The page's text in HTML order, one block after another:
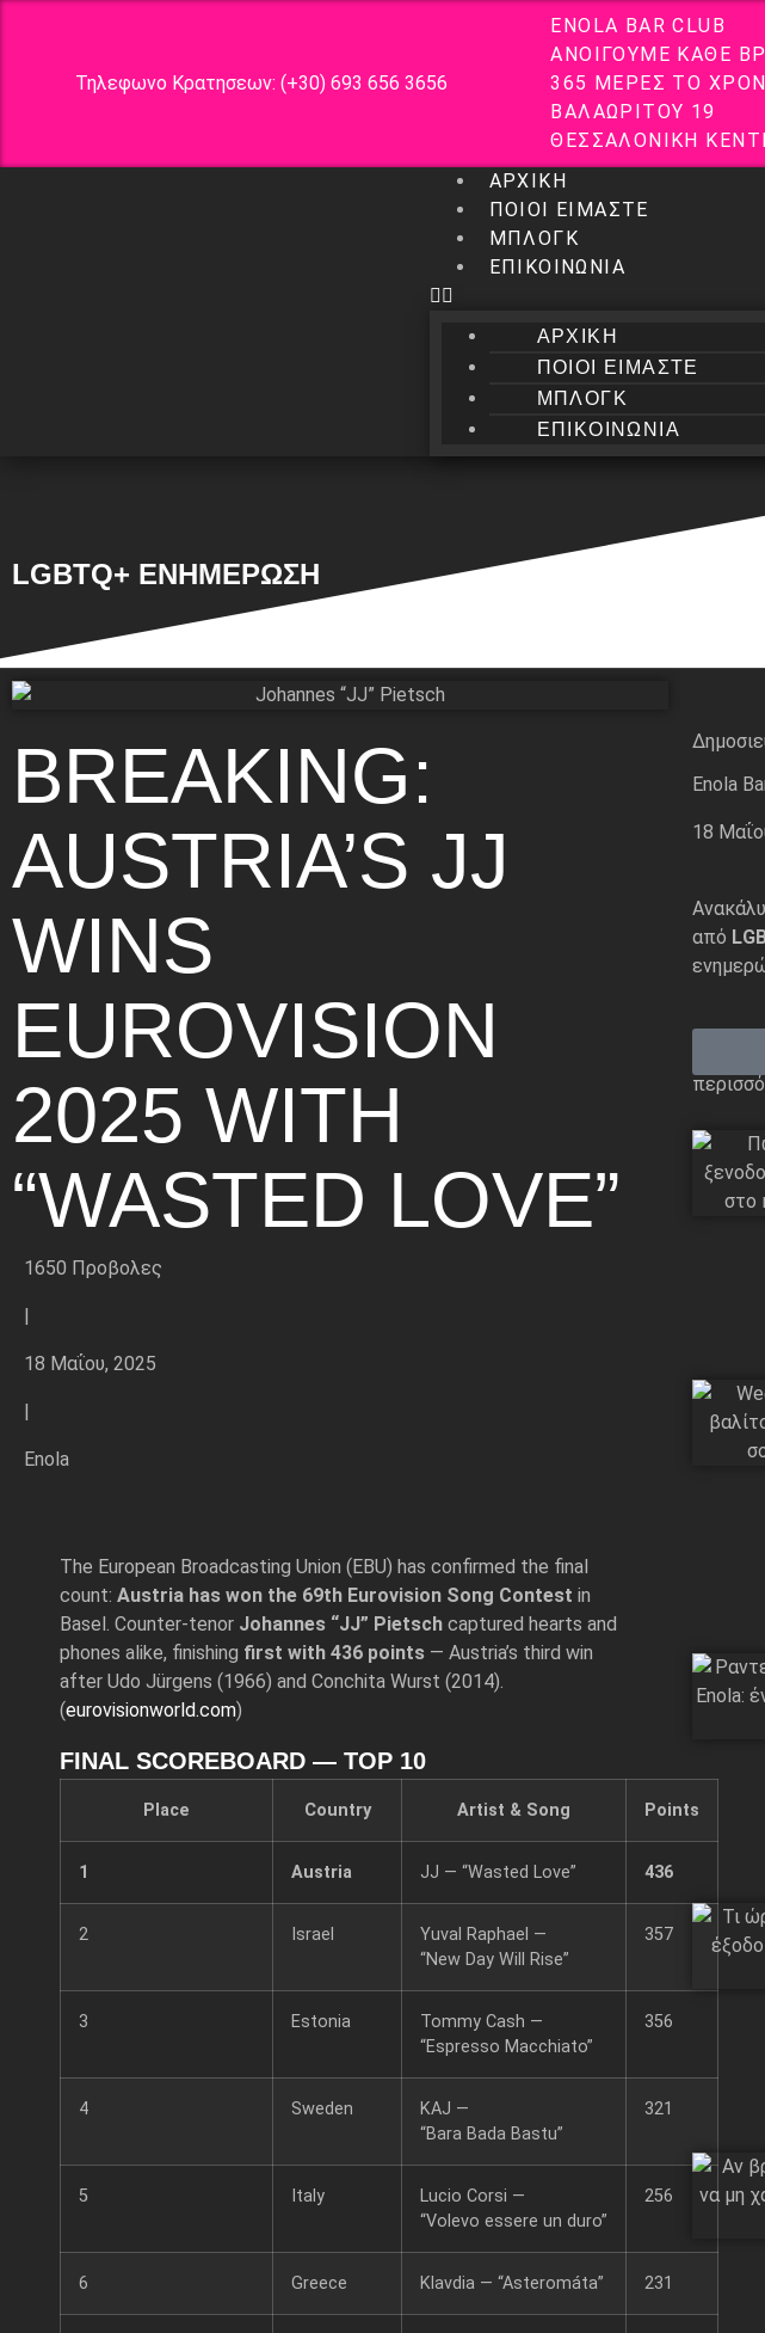
Τηλεφωνο Κρατησεων: (+30) 693 656 3656
ENOLA BAR CLUB
ΑΝΟΙΓΟΥΜΕ ΚΑΘΕ ΒΡ
3 65 ΜΕΡΕΣ ΤΟ ΧΡΟ
ΒΑΛΑΩΡ ΙΤΟΥ 19
ΘΕΣ ΣΑΛΟΝΙΚΗ ΚΕΝΤ
ΑΡΧΙΚΗ
ΠΟΙΟΙ ΕΙΜΑΣΤΕ
ΜΠΛΟΓΚ
ΕΠΙΚΟΙΝΩΝΙΑ
ΑΡΧΙΚΗ
ΠΟΙΟΙ ΕΙΜΑΣΤΕ
ΜΠΛΟΓΚ
ΕΠΙΚΟΙΝΩΝΙΑ
LGBTQ+ ΕΝΗΜΕΡΩΣΗ
BREAKING:
AUSTRIA’S JJ
WINS
EUROVISION
2025 WITH
“WASTED LOVE”
1650 Προβολες
|
18 Μαΐου, 2025
|
Enola
The European Broadcasting Union (EBU) has confirmed the final
count: Austria has won the 69th Eurovision Song Contest in
Basel. Counter‑tenor Johannes “JJ” Pietsch captured hearts and
phones alike, finishing first with 436 points — Austria’s third win
after Udo Jürgens (1966) and Conchita Wurst (2014).
(eurovisionworld.com)
FINAL SCOREBOARD — TOP 10
Place Country Artist & Song Points
1 Austria JJ — “Wasted Love” 436
2 Israel
Yuval Raphael —
“New Day Will Rise”
357
3 Estonia
Tommy Cash —
“Espresso Macchiato”
356
4 Sweden
KAJ —
“Bara Bada Bastu”
321
5 Italy
Lucio Corsi —
“Volevo essere un duro”
256
6 Greece Klavdia — “Asteromáta” 231
Enola
18
από